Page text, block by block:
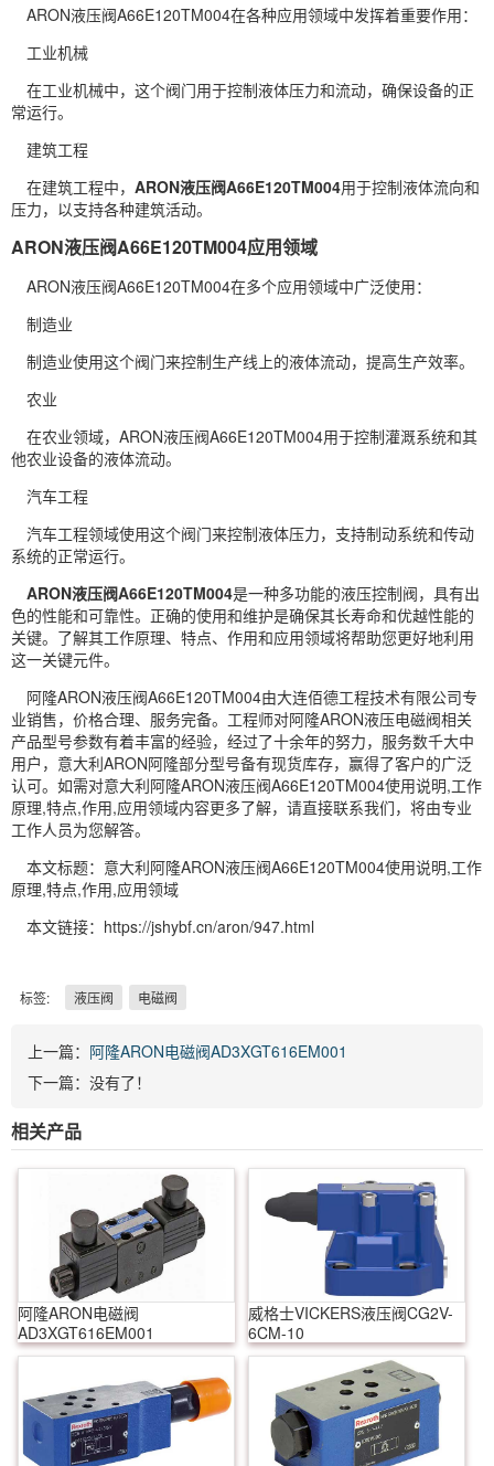
ARON液压阀A66E120TM004在各种应用领域中发挥着重要作用：
工业机械
在工业机械中，这个阀门用于控制液体压力和流动，确保设备的正
常运行。
建筑工程
在建筑工程中， ARON液压阀A66E120TM004用于控制液体流向和
压力，以支持各种建筑活动。
ARON液压阀A66E120TM004应用领域
ARON液压阀A66E120TM004在多个应用领域中广泛使用：
制造业
制造业使用这个阀门来控制生产线上的液体流动，提高生产效率。
农业
在农业领域，ARON液压阀A66E120TM004用于控制灌溉系统和其
他农业设备的液体流动。
汽车工程
汽车工程领域使用这个阀门来控制液体压力，支持制动系统和传动
系统的正常运行。
ARON液压阀A66E120TM004是一种多功能的液压控制阀，具有出
色的性能和可靠性。正确的使用和维护是确保其长寿命和优越性能的
关键。了解其工作原理、特点、作用和应用领域将帮助您更好地利用
这一关键元件。
阿隆ARON液压阀A66E120TM004由大连佰德工程技术有限公司专
业销售，价格合理、服务完备。工程师对阿隆ARON液压电磁阀相关
产品型号参数有着丰富的经验，经过了十余年的努力，服务数千大中
用户，意大利ARON阿隆部分型号备有现货库存，赢得了客户的广泛
认可。如需对意大利阿隆ARON液压阀A66E120TM004使用说明,工作
原理,特点,作用,应用领域内容更多了解，请直接联系我们，将由专业
工作人员为您解答。
本文标题：意大利阿隆ARON液压阀A66E120TM004使用说明,工作
原理,特点,作用,应用领域
本文链接：https://jshybf.cn/aron/947.html
标签: 液压阀 电磁阀
上一篇： 阿隆ARON电磁阀AD3XGT616EM001
下一篇：没有了！
相关产品
阿隆ARON电磁阀
AD3XGT616EM001
威格士VICKERS液压阀CG2V-
6CM-10